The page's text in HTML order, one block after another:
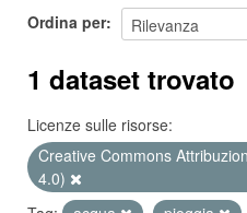
Ordina per
1 dataset trovato
Licenze sulle risorse:
Creative Commons
4.0)